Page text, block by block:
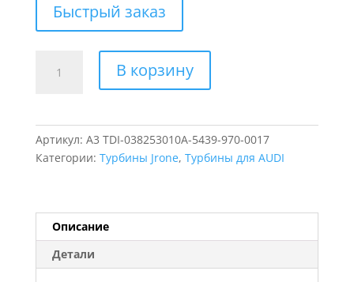
Быстрый заказ
товара
A3
0017,
038253010A
В корзину
Артикул: A3 TDI-038253010A-5439-970-0017
Категории: Турбины Jrone, Турбины для AUDI
Описание
Детали